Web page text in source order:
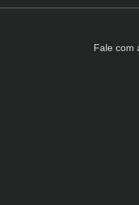
Fale com